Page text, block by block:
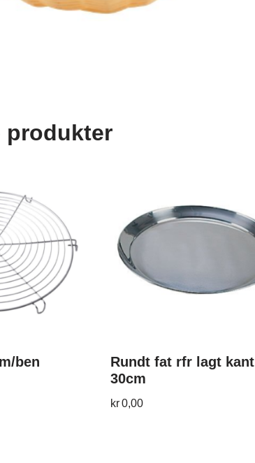
produkter
ben
Rundt fat rfr lagt kant
30cm
kr0,00